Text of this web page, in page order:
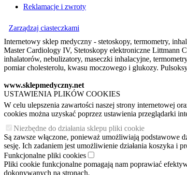
Reklamacje i zwroty
Zarządzaj ciasteczkami
Internetowy sklep medyczny - stetoskopy, termometry,
Master Cardiology IV, Stetoskopy elektroniczne Littmann
inhalatorów, nebulizatory, maseczki inhalacyjne,
pomiar cholesterolu, kwasu moczowego i glukozy.
www.sklepmedyczny.net
USTAWIENIA PLIKÓW COOKIES
W celu ulepszenia zawartości naszej strony internetowej
cookies można uzyskać poprzez ustawienia przeglądarki
Niezbędne do działania sklepu pliki cookie
Są zawsze włączone, ponieważ umożliwiają
sesję. Ich zadaniem jest umożliwienie działania koszyka i
Funkcjonalne pliki cookies
Pliki cookie funkcjonalne pomagają nam poprawiać
dokonywanych na stronach.